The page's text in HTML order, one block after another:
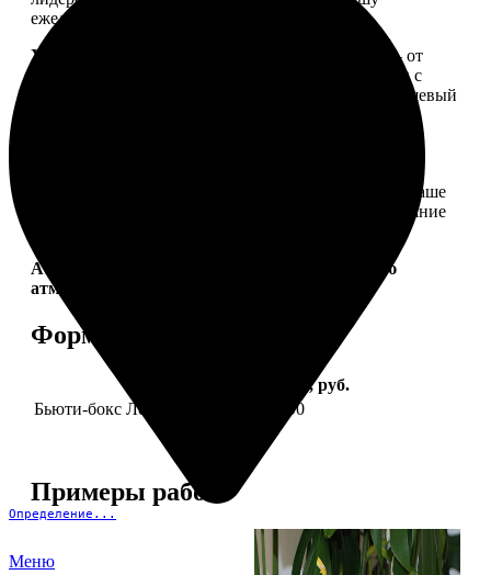
Определение...
Меню
ежедневную рутину.
Уют:
Детали для дома, создающие настроение — от
свечей для медитации до арома-капсул для стирки с
уникальной парфюмерной молекулой. Тонкий нишевый
себе. Это коллекция продуктов, которые создадут ваше
идеальное настроение и подчеркнут природное сияние
Aura Project by
— создай свою
атмосферу!
Форматы и цены
Услуга
Цена, руб.
Бьюти-бокс Леди Mail "Весна"
2590
Примеры работ